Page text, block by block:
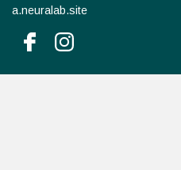
a.neuralab.site